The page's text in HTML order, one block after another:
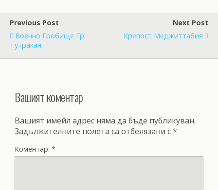
Previous Post
Военно Гробище Гр.
Тутракан
Next Post
Крепост Меджиттабия
Вашият коментар
Вашият имейл адрес няма да бъде публикуван.
Задължителните полета са отбелязани с*
Коментар: *